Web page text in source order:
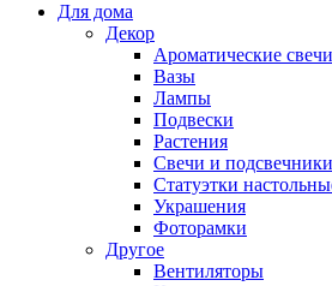
Для дома
Декор
Ароматические свечи
Вазы
Лампы
Подвески
Растения
Свечи и подсвечники
Статуэтки
Украшения
Фоторамки
Другое
Вентиляторы